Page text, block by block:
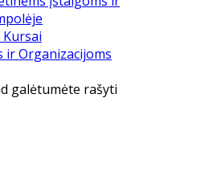
ir Organizacijoms
galėtumėte rašyti